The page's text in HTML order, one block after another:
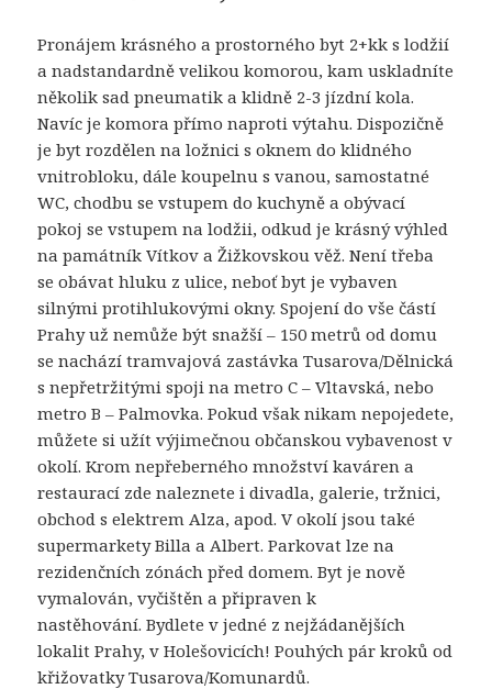
Pronájem krásného a prostorného byt 2+kk s lodžií
a nadstandardně velikou komorou, kam uskladníte
několik sad pneumatik a klidně 2-3 jízdní kola.
Navíc je komora přímo naproti výtahu. Dispozičně
je byt rozdělen na ložnici s oknem do klidného
vnitrobloku, dále koupelnu s vanou, samostatné
WC, chodbu se vstupem do kuchyně a obývací
pokoj se vstupem na lodžii, odkud je krásný výhled
na památník Vítkov a Žižkovskou věž. Není třeba
se obávat hluku z ulice, neboť byt je vybaven
silnými protihlukovými okny. Spojení do vše částí
Prahy už nemůže být snažší – 150 metrů od domu
se nachází tramvajová zastávka Tusarova/Dělnická
s nepřetržitými spoji na metro C – Vltavská, nebo
metro B – Palmovka. Pokud však nikam nepojedete,
můžete si užít výjimečnou občanskou vybavenost v
okolí. Krom nepřeberného množství kaváren a
restaurací zde naleznete i divadla, galerie, tržnici,
obchod s elektrem Alza, apod. V okolí jsou také
supermarkety Billa a Albert. Parkovat lze na
rezidenčních zónách před domem. Byt je nově
vymalován, vyčištěn a připraven k
nastěhování. Bydlete v jedné z nejžádanějších
lokalit Prahy, v Holešovicích! Pouhých pár kroků od
křižovatky Tusarova/Komunardů.